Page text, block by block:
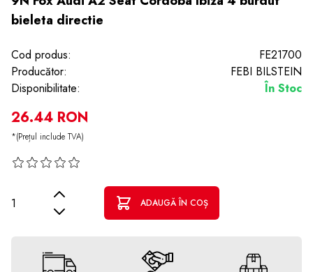
bieleta directie
Cod produs:
FE21700
Producător:
FEBI BILSTEIN
Disponibilitate:
În Stoc
26.44 RON
*(Prețul include TVA)
ADAUGĂ ÎN COȘ